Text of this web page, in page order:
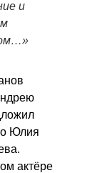
и
Юлия
актёре